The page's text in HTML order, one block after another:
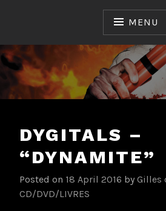
MENU
TROYAN
Ceux qui ont fait et font
Français
DYGITALS –
“DYNAMITE”
Posted on 18 April 2016 by Gilles
CD/DVD/LIVRES